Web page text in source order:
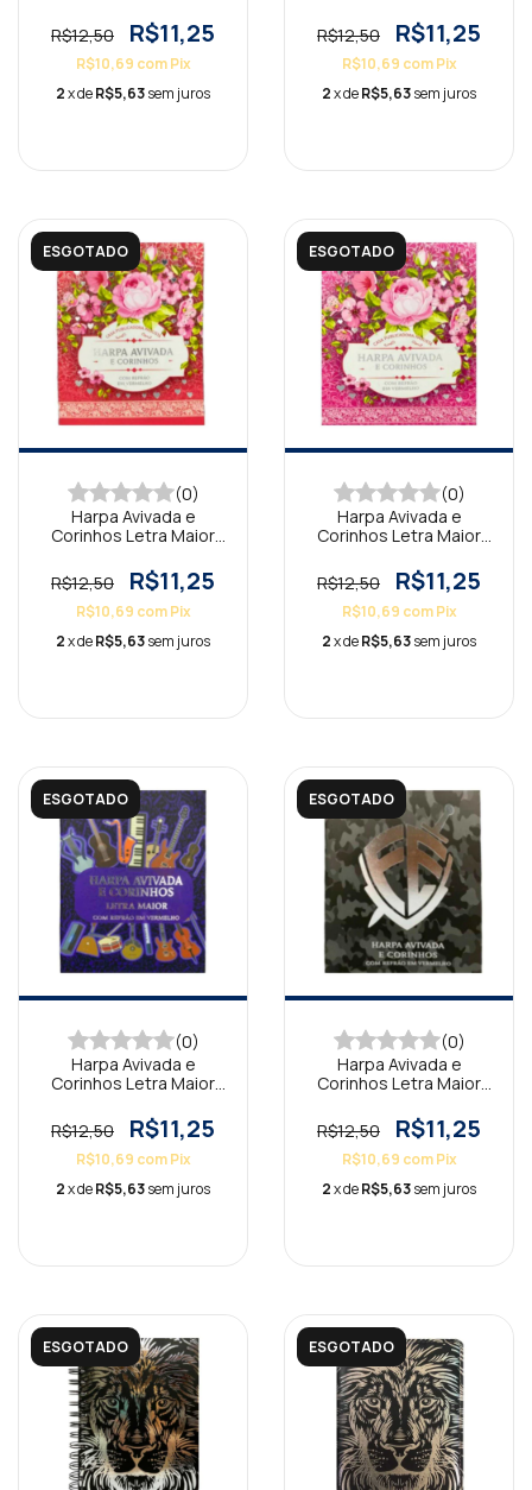
R$12,50
R$11,25
R$10,69 com Pix
2x deR$5,63sem juros
R$12,50
R$11,25
R$10,69 com Pix
2x deR$5,63sem juros
ESGOTADO
(0)
Harpa Avivada e
Corinhos Letra Maior
R$12,50
R$11,25
R$10,69 com Pix
2x deR$5,63sem juros
ESGOTADO
(0)
Harpa Avivada e
Corinhos Letra Maior
R$12,50
R$11,25
R$10,69 com Pix
2x deR$5,63sem juros
ESGOTADO
(0)
Harpa Avivada e
Corinhos Letra Maior
R$12,50
R$11,25
R$10,69 com Pix
2x deR$5,63sem juros
ESGOTADO
(0)
Harpa Avivada e
Corinhos Letra Maior
R$12,50
R$11,25
R$10,69 com Pix
2x deR$5,63sem juros
ESGOTADO ESGOTADO